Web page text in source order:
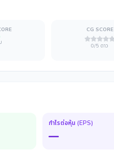
CG SCORE
0/5 ดาว
กำไรต่อหุ้น (EPS)
—